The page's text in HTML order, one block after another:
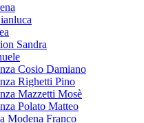
Sandra
Cosio Damiano
Righetti Pino
Mazzetti Mosè
Polato Matteo
Modena Franco